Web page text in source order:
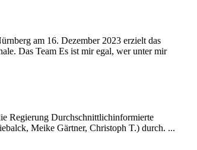
am 16. Dezember 2023 erzielt das
Das Team Es ist mir egal, wer unter mir
Regierung Durchschnittlichinformierte
Meike Gärtner, Christoph T.) durch. ...